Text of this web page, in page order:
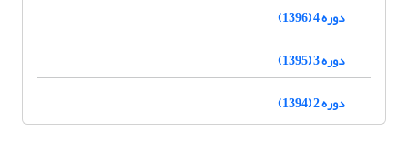
دوره 4 (1396)
دوره 3 (1395)
دوره 2 (1394)